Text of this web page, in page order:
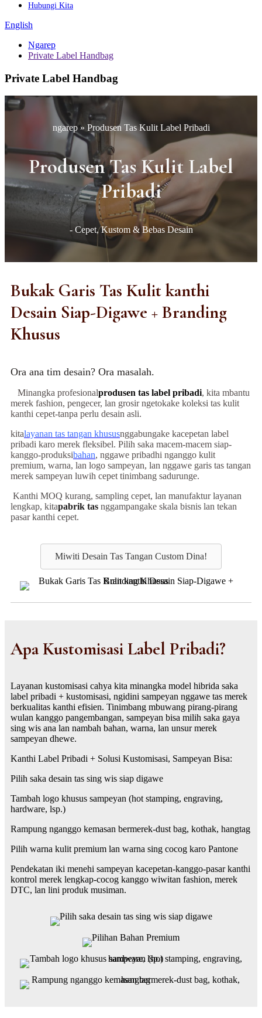
Hubungi Kita
English
Ngarep
Private Label Handbag
Private Label Handbag
ngarep » Produsen Tas Kulit Label Pribadi
Produsen Tas Kulit Label
Pribadi
- Cepet, Kustom & Bebas Desain
Bukak Garis Tas Kulit kanthi
Desain Siap-Digawe + Branding
Khusus
Ora ana tim desain? Ora masalah.
Minangka profesionalprodusen tas label pribadi, kita mbantu
merek fashion, pengecer, lan grosir ngetokake koleksi tas kulit
kanthi cepet-tanpa perlu desain asli.
kitalayanan tas tangan khususnggabungake kacepetan label
pribadi karo merek fleksibel. Pilih saka macem-macem siap-
kanggo-produksibahan, nggawe pribadhi nganggo kulit
premium, warna, lan logo sampeyan, lan nggawe garis tas tangan
merek sampeyan luwih cepet tinimbang sadurunge.
Kanthi MOQ kurang, sampling cepet, lan manufaktur layanan
lengkap, kitapabrik tas nggampangake skala bisnis lan tekan
pasar kanthi cepet.
Miwiti Desain Tas Tangan Custom Dina!
Apa Kustomisasi Label Pribadi?
Layanan kustomisasi cahya kita minangka model hibrida saka
label pribadi + kustomisasi, ngidini sampeyan nggawe tas merek
berkualitas kanthi efisien. Tinimbang mbuwang pirang-pirang
wulan kanggo pangembangan, sampeyan bisa milih saka gaya
sing wis ana lan nambah bahan, warna, lan unsur merek
sampeyan dhewe.
Kanthi Label Pribadi + Solusi Kustomisasi, Sampeyan Bisa:
Pilih saka desain tas sing wis siap digawe
Tambah logo khusus sampeyan (hot stamping, engraving,
hardware, lsp.)
Rampung nganggo kemasan bermerek-dust bag, kothak, hangtag
Pilih warna kulit premium lan warna sing cocog karo Pantone
Pendekatan iki menehi sampeyan kacepetan-kanggo-pasar kanthi
kontrol merek lengkap-cocog kanggo wiwitan fashion, merek
DTC, lan lini produk musiman.